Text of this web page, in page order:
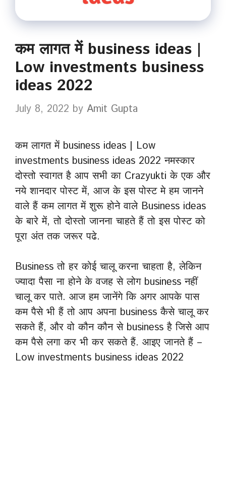
कम लागत में business ideas |
Low investments business
ideas 2022
July 8, 2022 by Amit Gupta
कम लागत में business ideas | Low
investments business ideas 2022 नमस्कार
दोस्तो स्वागत है आप सभी का Crazyukti के एक और
नये शानदार पोस्ट में, आज के इस पोस्ट मे हम जानने
वाले हैं कम लागत में शुरू होने वाले Business ideas
के बारे में, तो दोस्तो जानना चाहते हैं तो इस पोस्ट को
पूरा अंत तक जरूर पढे.
Business तो हर कोई चालू करना चाहता है, लेकिन
ज्यादा पैसा ना होने के वजह से लोग business नहीं
चालू कर पाते. आज हम जानेंगे कि अगर आपके पास
कम पैसे भी हैं तो आप अपना business कैसे चालू कर
सकते हैं, और वो कौन कौन से business है जिसे आप
कम पैसे लगा कर भी कर सकते हैं. आइए जानते हैं –
Low investments business ideas 2022